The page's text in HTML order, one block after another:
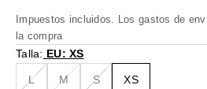
Impuestos incluidos. Los gastos de
la compra
Talla: EU: XS
L M S XS